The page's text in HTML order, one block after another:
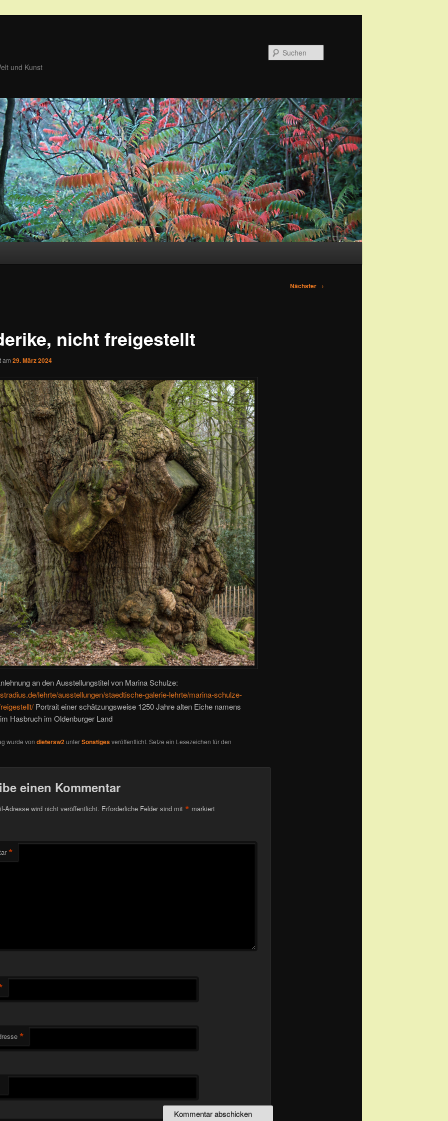
und Kunst
Nächster →
nicht freigestellt
am 29. März 2024
an den Ausstellungstitel von Marina Schulze:
lehrte/ausstellungen/staedtische-galerie-lehrte/marina-schulze-
Portrait einer schätzungsweise 1250 Jahre alten Eiche namens
Hasbruch im Oldenburger Land
wurde von dietersw2unterSonstigesveröffentlicht. Setze ein Lesezeichen für den
einen Kommentar
Adresse wird nicht veröffentlicht. Erforderliche Felder sind mit * markiert
*
*